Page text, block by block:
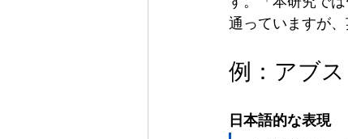
通っていますが
例：アブ
日本語的な表現